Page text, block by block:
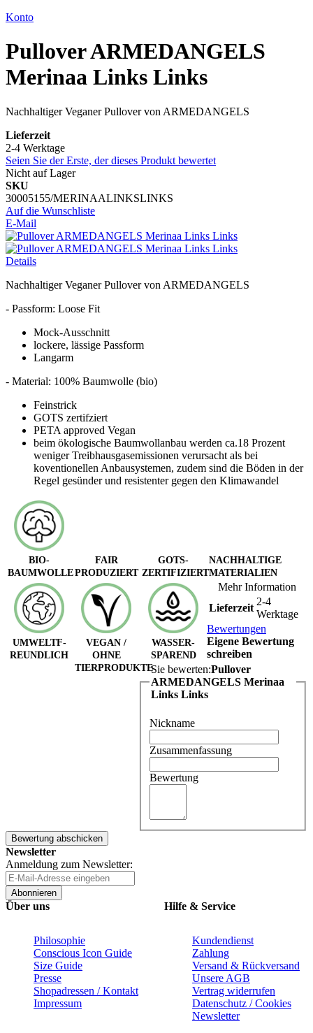
Konto
Pullover ARMEDANGELS
Merinaa Links Links
Nachhaltiger Veganer Pullover von ARMEDANGELS
Lieferzeit
2-4 Werktage
Seien Sie der Erste, der dieses Produkt bewertet
Nicht auf Lager
SKU
30005155/MERINAALINKSLINKS
Auf die Wunschliste
E-Mail
Details
Nachhaltiger Veganer Pullover von ARMEDANGELS
- Passform: Loose Fit
Mock-Ausschnitt
lockere, lässige Passform
Langarm
- Material: 100% Baumwolle (bio)
Feinstrick
GOTS zertifziert
PETA approved Vegan
beim ökologische Baumwollanbau werden ca.18 Prozent
weniger Treibhausgasemissionen verursacht als bei
koventionellen Anbausystemen, zudem sind die Böden in der
Regel gesünder und resistenter gegen den Klimawandel
BIO-
BAUMWOLLE
FAIR
PRODUZIERT
GOTS-
ZERTIFIZIERT
NACHHALTIGE
MATERIALIEN
UMWELTF-
REUNDLICH
VEGAN /
OHNE
TIERPRODUKTE
WASSER-
SPAREND
Mehr Information
Lieferzeit
2-4
Werktage
Bewertungen
Eigene Bewertung
schreiben
Sie bewerten:Pullover
ARMEDANGELS Merinaa
Links Links
Nickname
Zusammenfassung
Bewertung
Bewertung abschicken
Newsletter
Anmeldung zum Newsletter:
Abonnieren
Über uns
Philosophie
Conscious Icon Guide
Size Guide
Presse
Shopadressen / Kontakt
Impressum
Hilfe & Service
Kundendienst
Zahlung
Versand & Rückversand
Unsere AGB
Vertrag widerrufen
Datenschutz / Cookies
Newsletter